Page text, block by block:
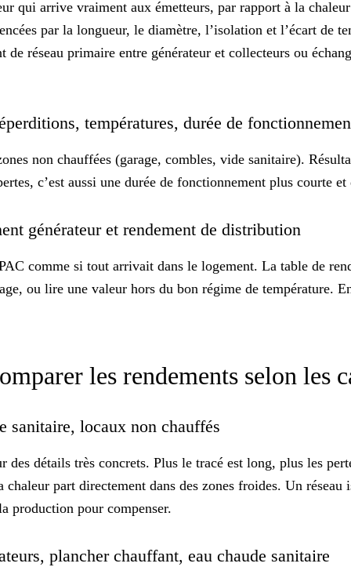
qui arrive vraiment aux émetteurs, par rapport à la
par la longueur, le diamètre, l’isolation et l’écart de
de réseau primaire entre générateur et collecteurs ou
températures, durée de
non chauffées (garage, combles, vide sanitaire).
c’est aussi une durée de fonctionnement plus courte
générateur et rendement de distribution
comme si tout arrivait dans le logement. La table de
ou lire une valeur hors du bon régime de température.
les rendements selon les
sanitaire, locaux non chauffés
des détails très concrets. Plus le tracé est long, plus les
part directement dans des zones froides. Un
production pour compenser.
plancher chauffant, eau chaude sanitaire